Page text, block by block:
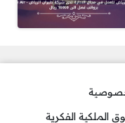
الملكية الفكرية